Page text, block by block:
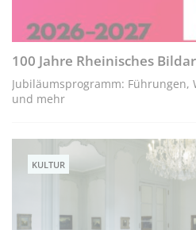
100 Jahre Rheinisches
Jubiläumsprogramm: Führungen,
und mehr
KULTUR